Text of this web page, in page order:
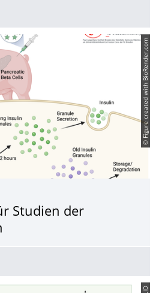
© Figure created with BioRender.com
Studien der